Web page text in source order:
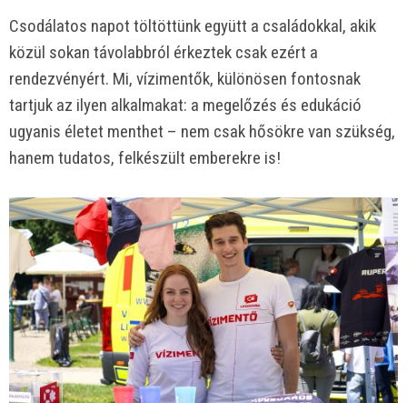
Csodálatos napot töltöttünk együtt a családokkal, akik
közül sokan távolabbról érkeztek csak ezért a
rendezvényért. Mi, vízimentők, különösen fontosnak
tartjuk az ilyen alkalmakat: a megelőzés és edukáció
ugyanis életet menthet – nem csak hősökre van szükség,
hanem tudatos, felkészült emberekre is!